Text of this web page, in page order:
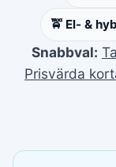
🚖 El- &
Snabbval:
Prisvärda